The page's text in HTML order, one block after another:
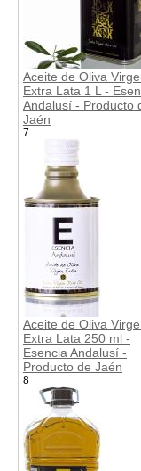
Aceite de Oliva
Extra Lata 1 L -
Andalusí - Producto
Jaén
7
Aceite de Oliva
Extra Lata 250 ml -
Esencia Andalusí -
Producto de Jaén
8